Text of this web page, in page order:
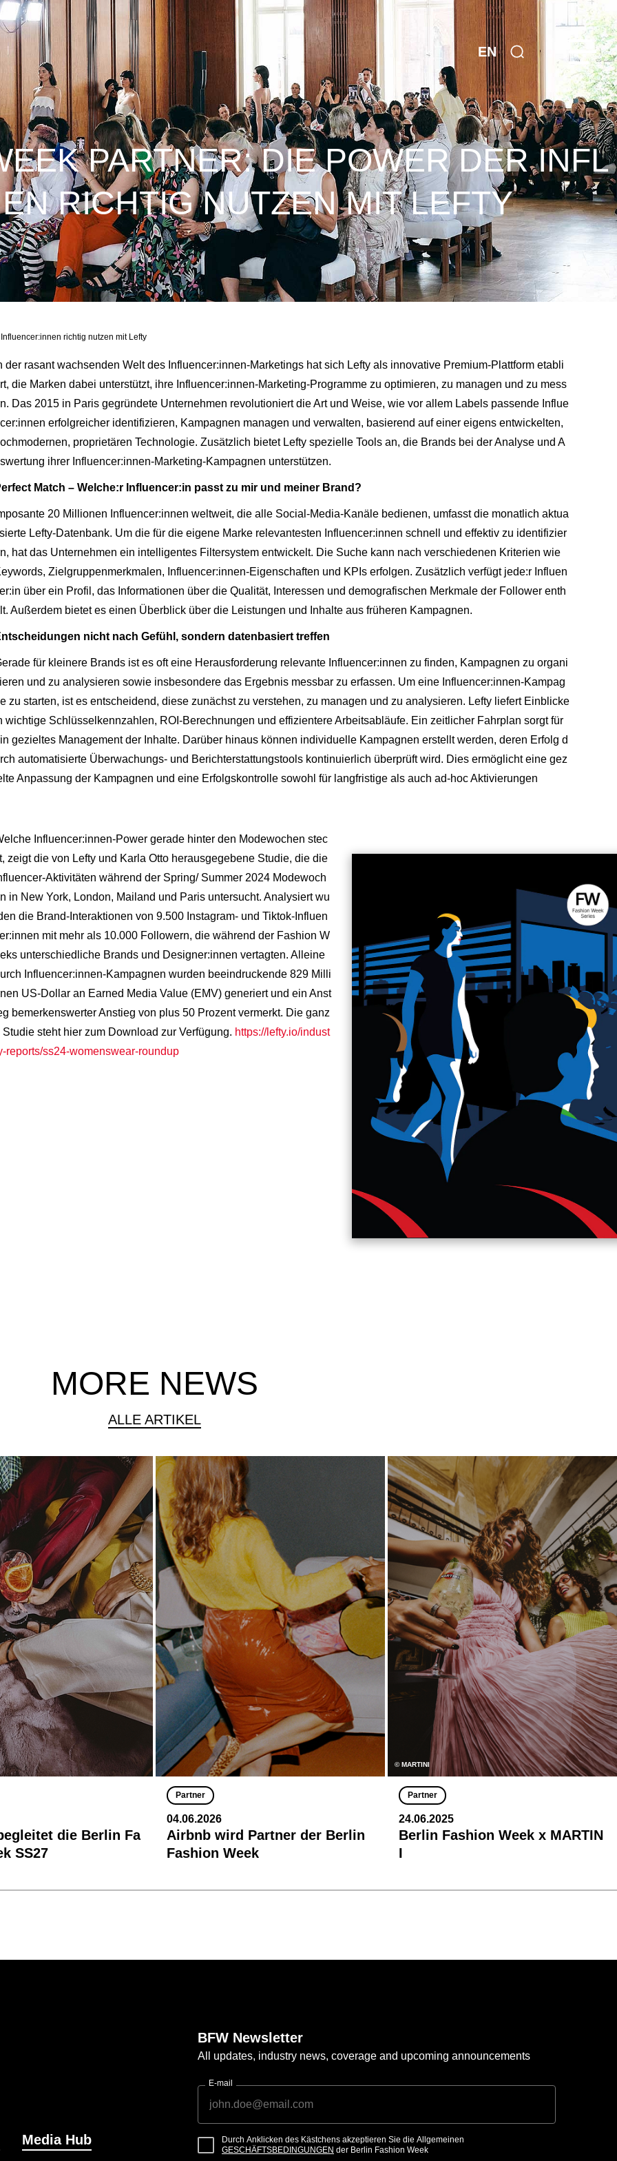
EN
richtig nutzen mit Lefty
PARTNER: DIE POWER DER INFL
RICHTIG NUTZEN MIT LEFTY
der rasant wachsenden Welt des Influencer:innen-Marketings hat sich Lefty als innovative Premium-Plattform etabli
die Marken dabei unterstützt, ihre Influencer:innen-Marketing-Programme zu optimieren, zu managen und zu mess
Das 2015 in Paris gegründete Unternehmen revolutioniert die Art und Weise, wie vor allem Labels passende Influe
erfolgreicher identifizieren, Kampagnen managen und verwalten, basierend auf einer eigens entwickelten,
proprietären Technologie. Zusätzlich bietet Lefty spezielle Tools an, die Brands bei der Analyse und A
ihrer Influencer:innen-Marketing-Kampagnen unterstützen.
Match – Welche:r Influencer:in passt zu mir und meiner Brand?
20 Millionen Influencer:innen weltweit, die alle Social-Media-Kanäle bedienen, umfasst die monatlich aktua
Lefty-Datenbank. Um die für die eigene Marke relevantesten Influencer:innen schnell und effektiv zu identifizier
hat das Unternehmen ein intelligentes Filtersystem entwickelt. Die Suche kann nach verschiedenen Kriterien wie
Zielgruppenmerkmalen, Influencer:innen-Eigenschaften und KPIs erfolgen. Zusätzlich verfügt jede:r Influen
über ein Profil, das Informationen über die Qualität, Interessen und demografischen Merkmale der Follower enth
Außerdem bietet es einen Überblick über die Leistungen und Inhalte aus früheren Kampagnen.
nicht nach Gefühl, sondern datenbasiert treffen
für kleinere Brands ist es oft eine Herausforderung relevante Influencer:innen zu finden, Kampagnen zu organi
und zu analysieren sowie insbesondere das Ergebnis messbar zu erfassen. Um eine Influencer:innen-Kampag
zu starten, ist es entscheidend, diese zunächst zu verstehen, zu managen und zu analysieren. Lefty liefert Einblicke
wichtige Schlüsselkennzahlen, ROI-Berechnungen und effizientere Arbeitsabläufe. Ein zeitlicher Fahrplan sorgt für
gezieltes Management der Inhalte. Darüber hinaus können individuelle Kampagnen erstellt werden, deren Erfolg d
automatisierte Überwachungs- und Berichterstattungstools kontinuierlich überprüft wird. Dies ermöglicht eine gez
Anpassung der Kampagnen und eine Erfolgskontrolle sowohl für langfristige als auch ad-hoc Aktivierungen
Influencer:innen-Power gerade hinter den Modewochen stec
zeigt die von Lefty und Karla Otto herausgegebene Studie, die die
Aktivitäten während der Spring/ Summer 2024 Modewoch
in New York, London, Mailand und Paris untersucht. Analysiert wu
die Brand-Interaktionen von 9.500 Instagram- und Tiktok-Influen
mit mehr als 10.000 Followern, die während der Fashion W
unterschiedliche Brands und Designer:innen vertagten. Alleine
Influencer:innen-Kampagnen wurden beeindruckende 829 Milli
US-Dollar an Earned Media Value (EMV) generiert und ein Anst
bemerkenswerter Anstieg von plus 50 Prozent vermerkt. Die ganz
Studie steht hier zum Download zur Verfügung. https://lefty.io/indust
reports/ss24-womenswear-roundup
MORE NEWS
ALLE ARTIKEL
die Berlin Fa
SS27
Partner
04.06.2026
Airbnb wird Partner der Berlin
Fashion Week
© MARTINI
Partner
24.06.2025
Berlin Fashion Week x MARTIN
I
Media Hub
BFW Newsletter
All updates, industry news, coverage and upcoming announcements
E-mail
Durch Anklicken des Kästchens akzeptieren Sie die Allgemeinen
GESCHÄFTSBEDINGUNGEN der Berlin Fashion Week